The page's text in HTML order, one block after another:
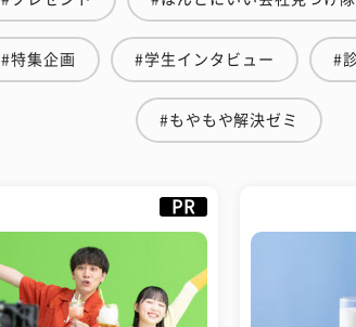
#特集企画 #学生インタビュー #
#もやもや解決ゼミ
PR